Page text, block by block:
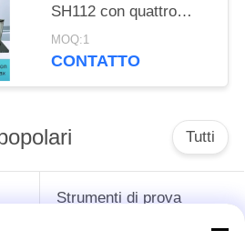
SH112 con quattro
viscosimetri installati
simultaneamente
MOQ:1
CONTATTO
Tutti
Strumenti di prova